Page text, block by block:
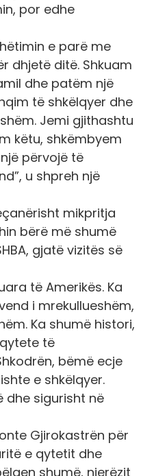
por edhe
e parë me
dhjetë ditë. Shkuam
dhe patëm një
të shkëlqyer dhe
Jemi gjithashtu
këtu, shkëmbyem
përvojë të
u shpreh një
mikpritja
bërë më shumë
gjatë vizitës së
të Amerikës. Ka
i mrekullueshëm,
Ka shumë histori,
të
bëmë ecje
e shkëlqyer.
dhe sigurisht në
Gjirokastrën për
e qytetit dhe
shumë, njerëzit